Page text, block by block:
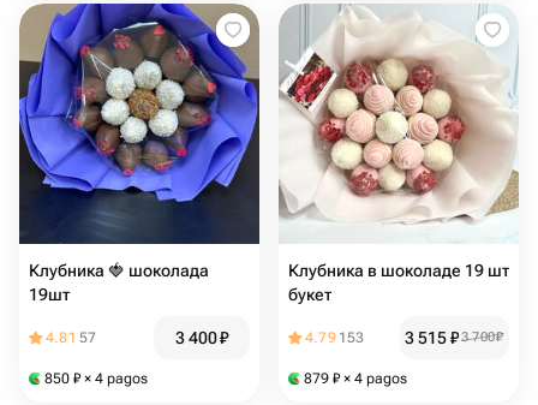
Клубника 🍓 шоколада
19шт
4.81 57 3 400₽
850 ₽ × 4 pagos
Клубника в шоколаде 19 шт
букет
4.79 153 3 515₽3 700₽
879 ₽ × 4 pagos